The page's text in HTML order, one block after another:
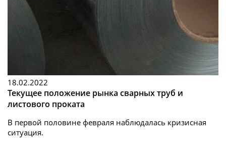
18.02.2022
Текущее положение рынка сварных труб и
листового проката
В первой половине февраля наблюдалась кризисная
ситуация.